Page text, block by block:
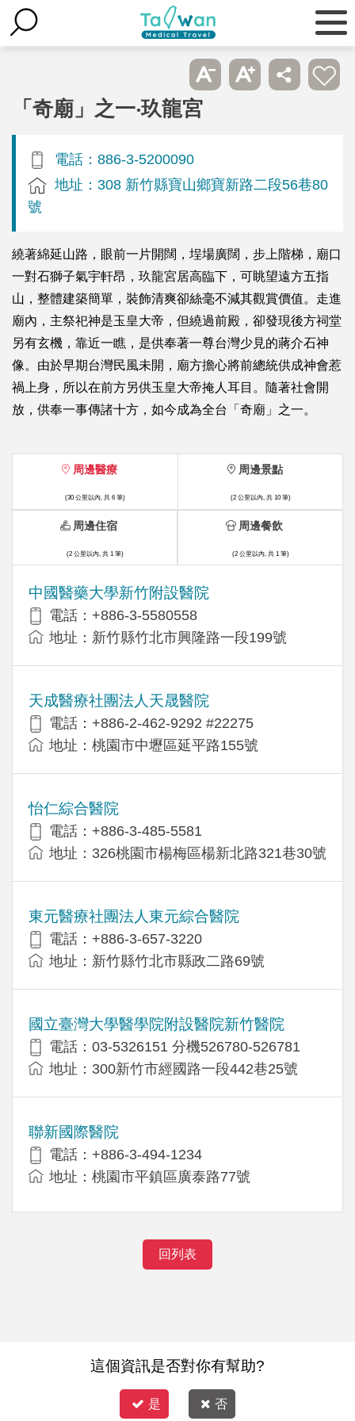
「奇廟」之一‧玖龍宮
電話：886-3-5200090
地址：308 新竹縣寶山鄉寶新路二段56巷80
號
繞著綿延山路，眼前一片開闊，埕場廣闊，步上階梯，廟口
一對石獅子氣宇軒昂，玖龍宮居高臨下，可眺望遠方五指
山，整體建築簡單，裝飾清爽卻絲毫不減其觀賞價值。走進
廟內，主祭祀神是玉皇大帝，但繞過前殿，卻發現後方祠堂
另有玄機，靠近一瞧，是供奉著一尊台灣少見的蔣介石神
像。由於早期台灣民風未開，廟方擔心將前總統供成神會惹
禍上身，所以在前方另供玉皇大帝掩人耳目。隨著社會開
放，供奉一事傳諸十方，如今成為全台「奇廟」之一。
周邊醫療
(30 公里以內, 共 6 筆)
中國醫藥大學新竹附設醫院
電話：+886-3-5580558
地址：新竹縣竹北市興隆路一段199號
天成醫療社團法人天晟醫院
電話：+886-2-462-9292 #22275
地址：桃園市中壢區延平路155號
怡仁綜合醫院
電話：+886-3-485-5581
地址：326桃園市楊梅區楊新北路321巷30號
東元醫療社團法人東元綜合醫院
電話：+886-3-657-3220
地址：新竹縣竹北市縣政二路69號
國立臺灣大學醫學院附設醫院新竹醫院
電話：03-5326151 分機526780-526781
地址：300新竹市經國路一段442巷25號
聯新國際醫院
電話：+886-3-494-1234
地址：桃園市平鎮區廣泰路77號
周邊景點
(2 公里以內, 共 10 筆)
周邊住宿
(2 公里以內, 共 1 筆)
周邊餐飲
(2 公里以內, 共 1 筆)
回列表
這個資訊是否對你有幫助?
是 否